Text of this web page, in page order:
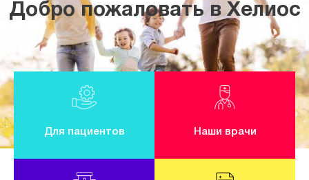
Добро пожаловать в Хелиос
Для пациентов Наши врачи